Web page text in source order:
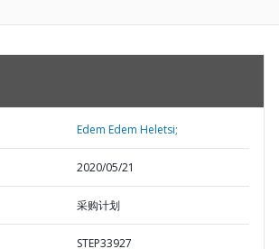
Edem Edem Heletsi;
2020/05/21
采购计划
STEP33927